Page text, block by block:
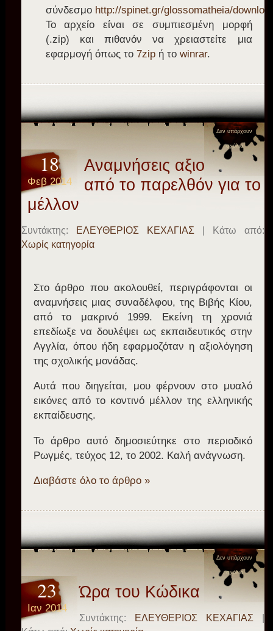
σύνδεσμο http://spinet.gr/glossomatheia/
Το αρχείο είναι σε συμπιεσμένη μορφή
(.zip) και πιθανόν να χρειαστείτε μια
εφαρμογή όπως το 7zipή τοwinrar.
Δεν υπάρχουν
σχόλια
18
Φεβ 2014
Αναμνήσεις αξιολόγησης
από το παρελθόν για το
μέλλον
Συντάκτης: ΕΛΕΥΘΕΡΙΟΣ ΚΕΧΑΓΙΑΣ | Κάτω από:
Χωρίς κατηγορία
Στο άρθρο που ακολουθεί, περιγράφονται οι
αναμνήσεις μιας συναδέλφου, της Βιβής Κίου,
από το μακρινό 1999. Εκείνη τη χρονιά
επεδίωξε να δουλέψει ως εκπαιδευτικός στην
Αγγλία, όπου ήδη εφαρμοζόταν η αξιολόγηση
της σχολικής μονάδας.
Αυτά που διηγείται, μου φέρνουν στο μυαλό
εικόνες από το κοντινό μέλλον της ελληνικής
εκπαίδευσης.
Το άρθρο αυτό δημοσιεύτηκε στο περιοδικό
Ρωγμές, τεύχος 12, το 2002. Καλή ανάγνωση.
Διαβάστε όλο το άρθρο »
Δεν υπάρχουν
σχόλια
23
Ιαν 2014
Ώρα του Κώδικα
Συντάκτης: ΕΛΕΥΘΕΡΙΟΣ ΚΕΧΑΓΙΑΣ